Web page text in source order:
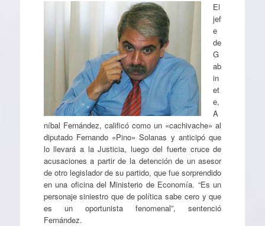
El
jef
e
de
G
ab
in
et
e,
A
níbal Fernández, calificó como un «cachivache» al
diputado Fernando «Pino» Solanas y anticipó que
lo llevará a la Justicia, luego del fuerte cruce de
acusaciones a partir de la detención de un asesor
de otro legislador de su partido, que fue sorprendido
en una oficina del Ministerio de Economía. “Es un
personaje siniestro que de política sabe cero y que
es un oportunista fenomenal”, sentenció
Fernández.